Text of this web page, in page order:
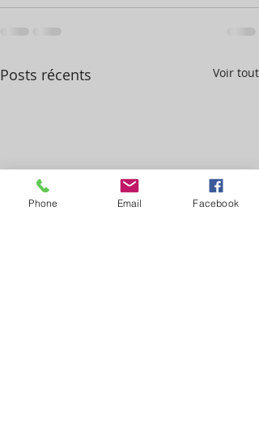
Posts récents Voir tout
Phone Email Facebook